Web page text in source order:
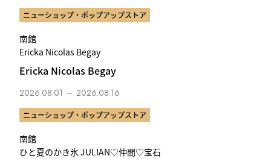
ニューショップ・ポップアップストア
南館
Ericka Nicolas Begay
Ericka Nicolas Begay
2026.08.01 ～ 2026.08.16
ニューショップ・ポップアップストア
南館
ひと夏のかき氷 JULIAN♡仲間♡宝石